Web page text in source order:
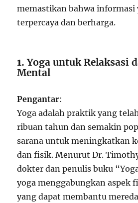
memastikan bahwa informasi
terpercaya dan berharga.
1.Yoga untuk Relaksasi
Mental
Pengantar:
Yoga adalah praktik yang
ribuan tahun dan semakin
sarana untuk meningkatkan
dan fisik. Menurut Dr.
dokter dan penulis buku
yoga menggabungkan aspek
yang dapat membantu